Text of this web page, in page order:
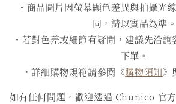
・商品圖片因螢幕顯色差異與拍攝光
同，請以實品為準。
・若對色差或細節有疑問，建議先洽
下單。
・詳細購物規範請參閱《購物須知》
如有任何問題，歡迎透過 Chunico 官